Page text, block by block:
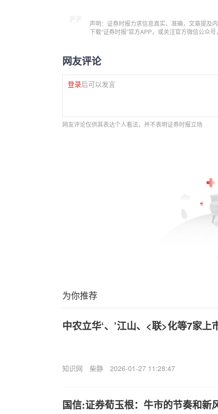
声明：证券时报力求信息真实、准确，文章提及
下载“证券时报”官方APP，或关注官方微信公众
网友评论
登录后可以发言
网友评论仅供其表达个人看法，并不表明证券时报立场
为你推荐
中农立华‘、’江山、<联>化等7家
知识网 柴静 2026-01-27 11:28:47
国信:证券荀玉根：牛市的节奏和新